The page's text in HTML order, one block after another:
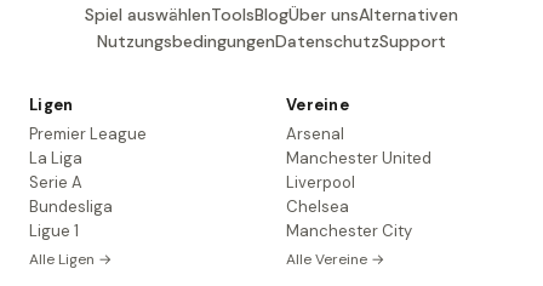
Spiel auswählenToolsBlogÜber unsAlternativen
NutzungsbedingungenDatenschutzSupport
Ligen
Premier League
La Liga
Serie A
Bundesliga
Ligue 1
Alle Ligen →
Vereine
Arsenal
Manchester United
Liverpool
Chelsea
Manchester City
Alle Vereine →